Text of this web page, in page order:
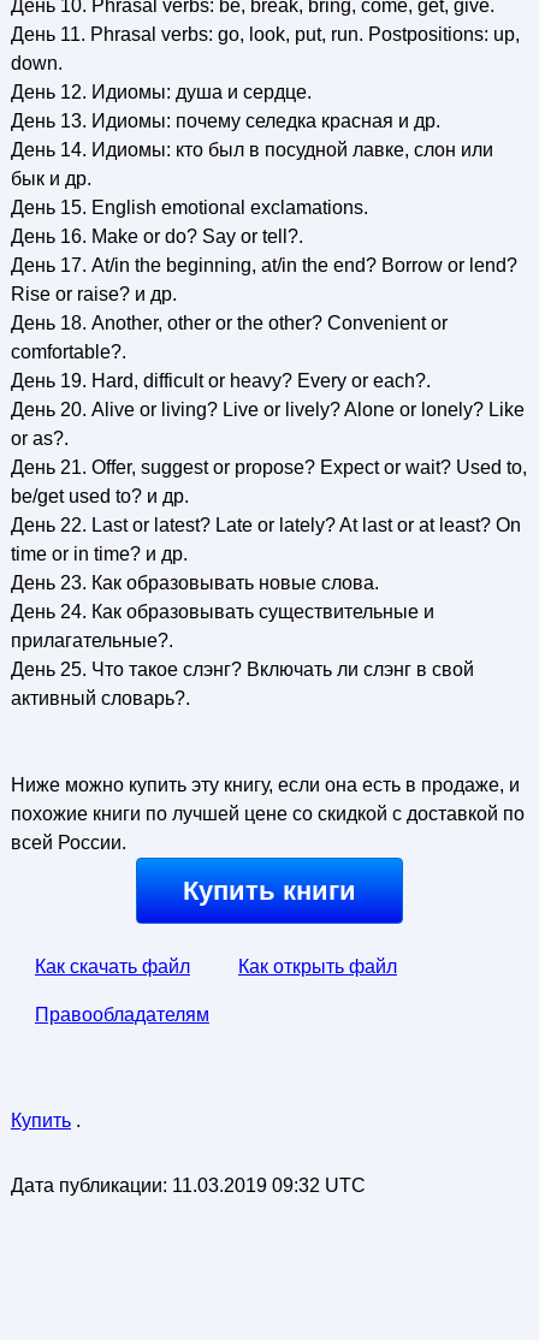
День 10. Phrasal verbs: be, break, bring, come, get, give.
День 11. Phrasal verbs: go, look, put, run. Postpositions: up,
down.
День 12. Идиомы: душа и сердце.
День 13. Идиомы: почему селедка красная и др.
День 14. Идиомы: кто был в посудной лавке, слон или
бык и др.
День 15. English emotional exclamations.
День 16. Make or do? Say or tell?.
День 17. At/in the beginning, at/in the end? Borrow or lend?
Rise or raise? и др.
День 18. Another, other or the other? Convenient or
comfortable?.
День 19. Hard, difficult or heavy? Every or each?.
День 20. Alive or living? Live or lively? Alone or lonely? Like
or as?.
День 21. Offer, suggest or propose? Expect or wait? Used to,
be/get used to? и др.
День 22. Last or latest? Late or lately? At last or at least? On
time or in time? и др.
День 23. Как образовывать новые слова.
День 24. Как образовывать существительные и
прилагательные?.
День 25. Что такое слэнг? Включать ли слэнг в свой
активный словарь?.
Ниже можно купить эту книгу, если она есть в продаже, и
похожие книги по лучшей цене со скидкой с доставкой по
всей России.
Купить книги
Как скачать файл Как открыть файл
Правообладателям
Купить.
Дата публикации: 11.03.2019 09:32 UTC